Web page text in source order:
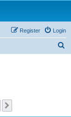
Login
Register